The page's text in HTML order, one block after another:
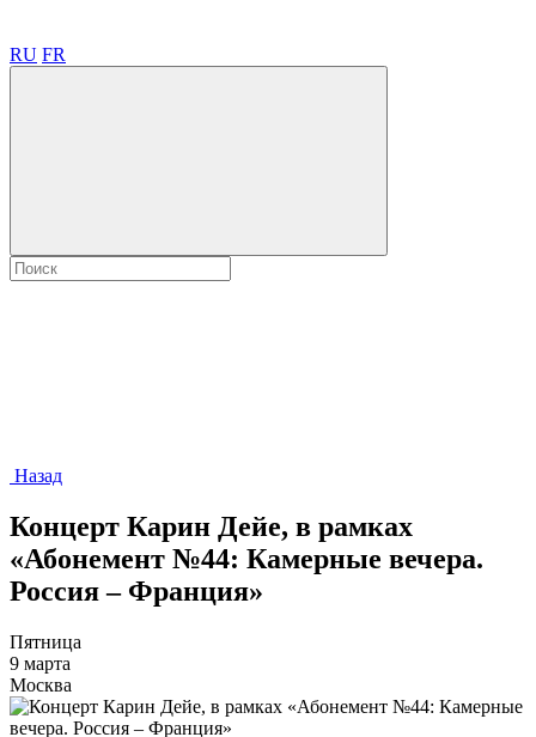
RU FR
Назад
Концерт Карин Дейе, в рамках
«Абонемент №44: Камерные вечера.
Россия – Франция»
Пятница
9 марта
Москва